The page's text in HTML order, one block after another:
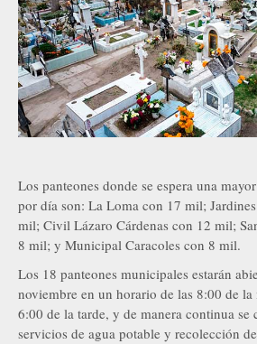
Los panteones donde se espera una
por día son: La Loma con 17 mil;
mil; Civil Lázaro Cárdenas con 12 mil;
8 mil; y Municipal Caracoles con 8 mil.
Los 18 panteones municipales estarán
noviembre en un horario de las 8:00 de la
6:00 de la tarde, y de manera continua se
servicios de agua potable y recolección